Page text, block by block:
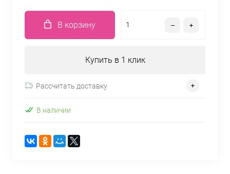
В корзину
Купить в 1 клик
Рассчитать доставку
В наличии